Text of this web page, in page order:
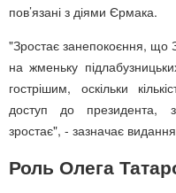
пов’язані з діями Єрмака.
"Зростає занепокоєння, що
на жменьку
гострішим, оскільки
доступ до президента,
зростає", - зазначає
Роль Олега